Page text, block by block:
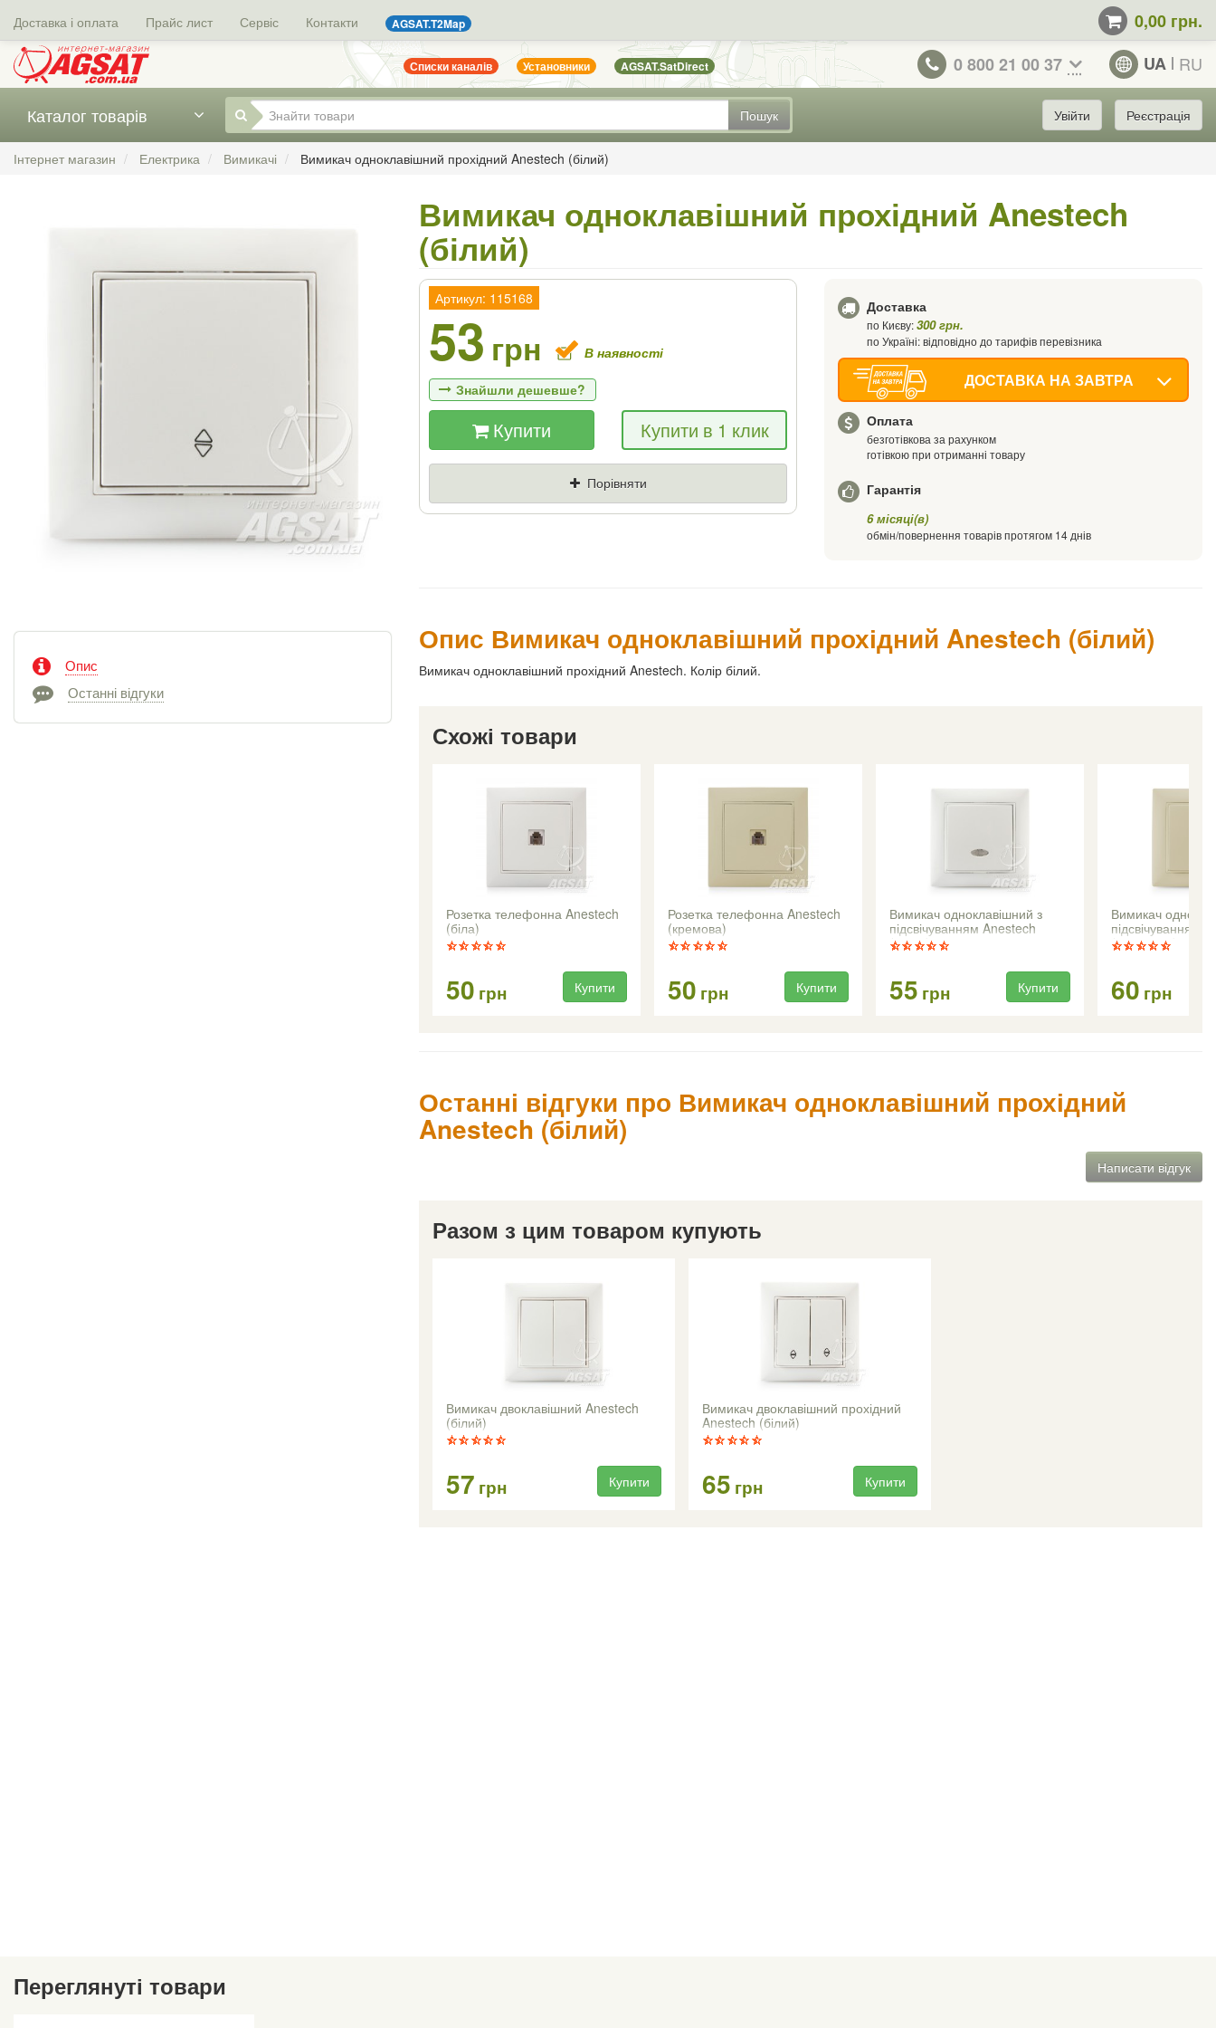
Доставка і оплата Прайс лист Сервіс Контакти AGSAT.T2Map 0,00 грн.
Списки каналів Установники AGSAT.SatDirect 0 800 21 00 37 UA RU
Пошук
Каталог товарів Увійти Реєстрація
Інтернет магазин Електрика Вимикачі Вимикач одноклавішний прохідний Anestech (білий)
Опис
Останні відгуки
Вимикач одноклавішний прохідний Anestech
(білий)
Артикул: 115168
53 грн В наявності
Знайшли дешевше?
Якщо Ви знайдете товар дешевше - ми
знизимо ціну і подаруємо % від різниці
Ціна
Де знайшли (Url
Купити Купити в 1 клик
Порівняти
Доставка
по Києву:300 грн.
по Україні: відповідно до тарифів перевізника
ДОСТАВКА НА ЗАВТРА
Оплата
безготівкова за рахунком
готівкою при отриманні товару
Гарантія
6 місяці(в)
обмін/повернення товарів протягом 14 днів
Опис Вимикач одноклавішний прохідний Anestech (білий)
Вимикач одноклавішний прохідний Anestech. Колір білий.
Схожі товари
Розетка телефонна Anestech
(біла)
50 грн Купити
Розетка телефонна Anestech
(кремова)
50 грн Купити
Вимикач одноклавішний з
підсвічуванням Anestech
(білий)
55 грн Купити
Вимикач
підсвічуванням
(кремовий)
60 грн
Останні відгуки про Вимикач одноклавішний прохідний
Anestech (білий)
Написати відгук
Разом з цим товаром купують
Вимикач двоклавішний Anestech
(білий)
57 грн Купити
Вимикач двоклавішний прохідний
Anestech (білий)
65 грн Купити
Переглянуті товари